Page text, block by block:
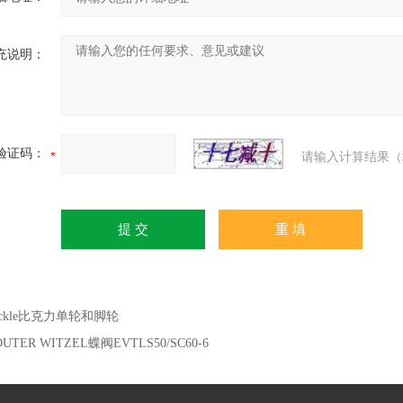
说明：
证码： 请输入计算结果
比克力单轮和脚轮
WITZEL蝶阀EVTLS50/SC60-6